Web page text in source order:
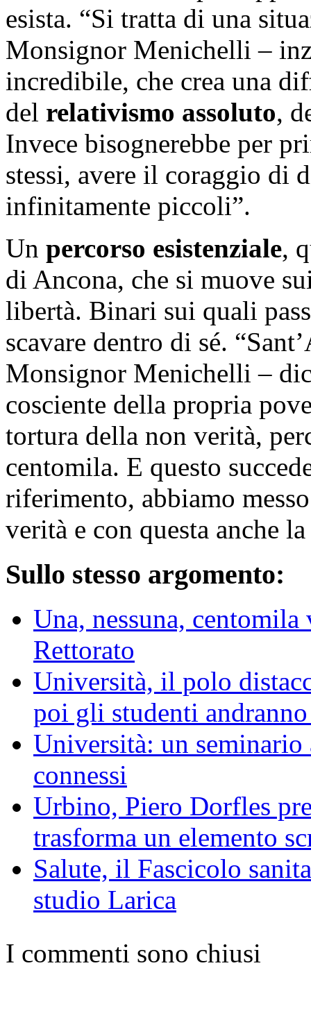
esista. “Si tratta di una
Monsignor Menichelli –
incredibile, che crea una
del relativismo assoluto,
Invece bisognerebbe per
stessi, avere il coraggio di
infinitamente piccoli”.
Un percorso esistenziale,
di Ancona, che si muove
libertà. Binari sui quali
scavare dentro di sé.
Monsignor Menichelli –
cosciente della propria
tortura della non verità,
centomila. E questo
riferimento, abbiamo
verità e con questa anche
Sullo stesso argomento:
Una, nessuna,
Rettorato
Università, il polo
poi gli studenti
Università: un
connessi
Urbino, Piero Dorfles
trasforma un elemento
Salute, il Fascicolo
studio Larica
I commenti sono chiusi